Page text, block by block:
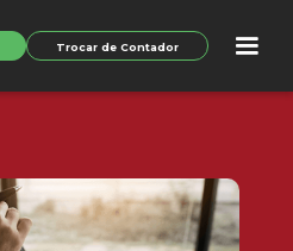
Trocar de Contador